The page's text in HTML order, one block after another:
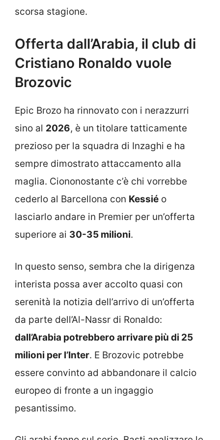
scorsa stagione.
Offerta dall’Arabia, il club di
Cristiano Ronaldo vuole
Brozovic
Epic Brozo ha rinnovato con i nerazzurri
sino al 2026, è un titolare tatticamente
prezioso per la squadra di Inzaghi e ha
sempre dimostrato attaccamento alla
maglia. Ciononostante c’è chi vorrebbe
cederlo al Barcellona con Kessié o
lasciarlo andare in Premier per un’offerta
superiore ai 30-35 milioni.
In questo senso, sembra che la dirigenza
interista possa aver accolto quasi con
serenità la notizia dell’arrivo di un’offerta
da parte dell’Al-Nassr di Ronaldo:
dall’Arabia potrebbero arrivare più di 25
milioni per l’Inter. E Brozovic potrebbe
essere convinto ad abbandonare il calcio
europeo di fronte a un ingaggio
pesantissimo.